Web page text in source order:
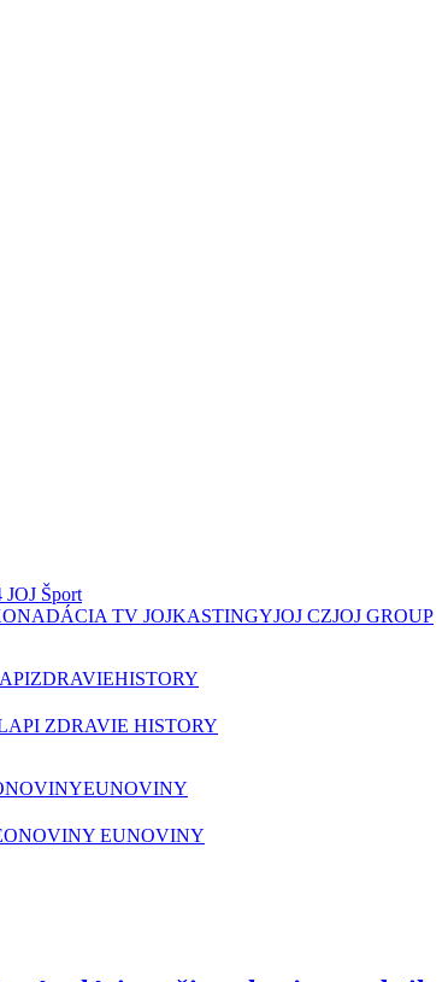
JOJ Šport
NADÁCIA TV JOJKASTINGYJOJ CZJOJ GROUP
ZDRAVIEHISTORY
ZDRAVIE HISTORY
EUNOVINY
EUNOVINY